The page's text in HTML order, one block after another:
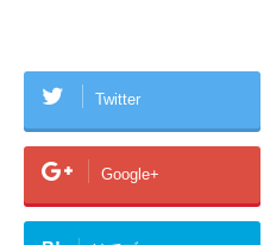
Twitter
Google+